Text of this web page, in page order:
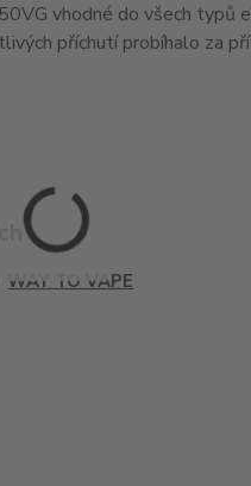
vhodné do všech
příchutí probíhalo za
WAY TO VAPE